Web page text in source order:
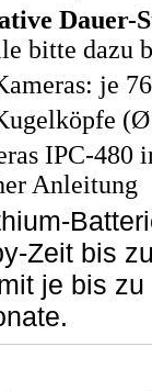
Dauer-
bitte dazu
je
IPC-480
Anleitung
Zeit bis
je bis